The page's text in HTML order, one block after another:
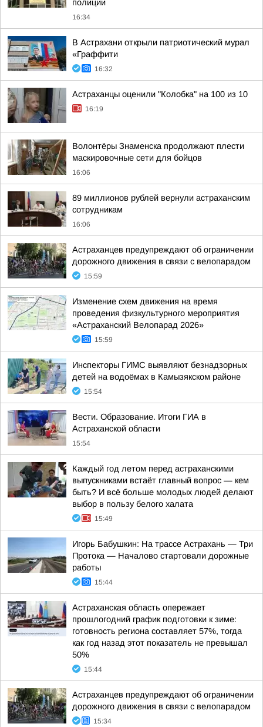
полиции
16:34
В Астрахани открыли патриотический мурал
«Граффити
16:32
Астраханцы оценили "Колобка" на 100 из 10
16:19
Волонтёры Знаменска продолжают плести
маскировочные сети для бойцов
16:06
89 миллионов рублей вернули астраханским
сотрудникам
16:06
Астраханцев предупреждают об ограничении
дорожного движения в связи с велопарадом
15:59
Изменение схем движения на время
проведения физкультурного мероприятия
«Астраханский Велопарад 2026»
15:59
Инспекторы ГИМС выявляют безнадзорных
детей на водоёмах в Камызякском районе
15:54
Вести. Образование. Итоги ГИА в
Астраханской области
15:54
Каждый год летом перед астраханскими
выпускниками встаёт главный вопрос — кем
быть? И всё больше молодых людей делают
выбор в пользу белого халата
15:49
Игорь Бабушкин: На трассе Астрахань — Три
Протока — Началово стартовали дорожные
работы
15:44
Астраханская область опережает
прошлогодний график подготовки к зиме:
готовность региона составляет 57%, тогда
как год назад этот показатель не превышал
50%
15:44
Астраханцев предупреждают об ограничении
дорожного движения в связи с велопарадом
15:34